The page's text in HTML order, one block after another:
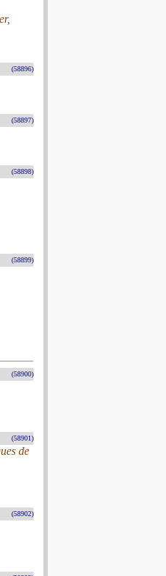
(58896)
(58897)
(58898)
(58899)
(58900)
(58901)
de
(58902)